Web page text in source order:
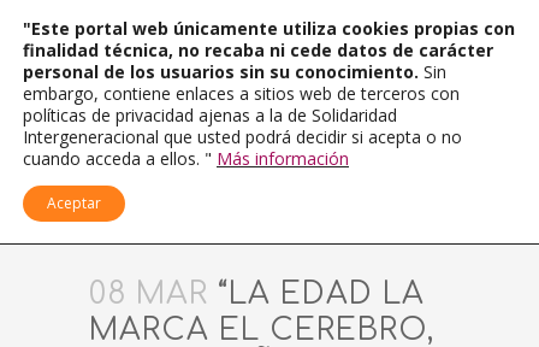
08 MAR “LA EDAD LA
MARCA EL CEREBRO,
"Este portal web únicamente utiliza cookies propias con
finalidad técnica, no recaba ni cede datos de carácter
personal de los usuarios sin su conocimiento. Sin
embargo, contiene enlaces a sitios web de terceros con
políticas de privacidad ajenas a la de Solidaridad
Intergeneracional que usted podrá decidir si acepta o no
cuando acceda a ellos. " Más información
Aceptar